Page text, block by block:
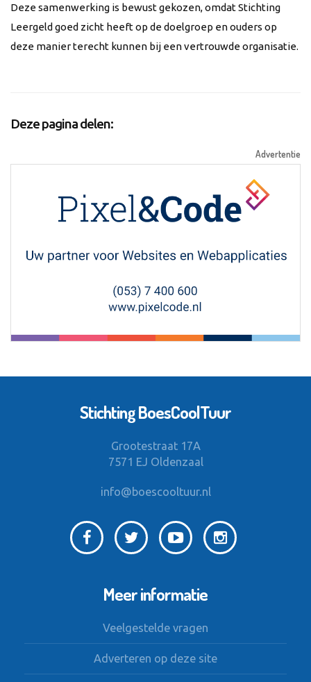
Deze samenwerking is bewust gekozen, omdat Stichting
Leergeld goed zicht heeft op de doelgroep en ouders op
deze manier terecht kunnen bij een vertrouwde organisatie.
Deze pagina delen:
Advertentie
Stichting BoesCoolTuur
Grootestraat 17A
7571 EJ Oldenzaal
info@boescooltuur.nl
Meer informatie
Veelgestelde vragen
Adverteren op deze site